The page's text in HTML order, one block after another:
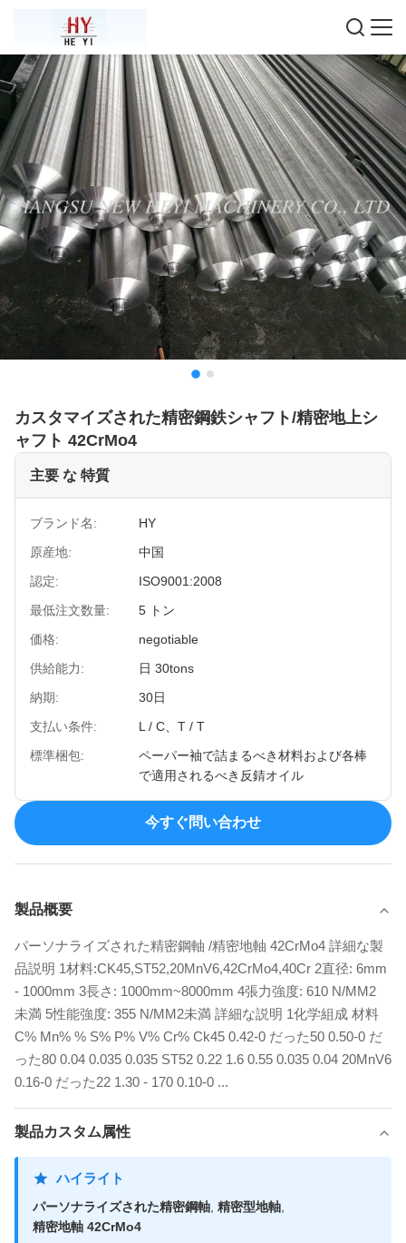
カスタマイズされた精密鋼鉄シャフト/精密地上シ
ャフト 42CrMo4
主要 な 特質
ブランド名:
HY
原産地:
中国
認定:
ISO9001:2008
最低注文数量:
5 トン
価格:
negotiable
供給能力:
日 30tons
納期:
30日
支払い条件:
L / C、T / T
標準梱包:
ペーパー袖で詰まるべき材料および各棒
で適用されるべき反錆オイル
今すぐ問い合わせ
製品概要
パーソナライズされた精密鋼軸 /精密地軸 42CrMo4 詳細な製
品説明 1材料:CK45,ST52,20MnV6,42CrMo4,40Cr 2直径: 6mm
- 1000mm 3長さ: 1000mm~8000mm 4張力強度: 610 N/MM2
未満 5性能強度: 355 N/MM2未満 詳細な説明 1化学組成 材料
C% Mn% % S% P% V% Cr% Ck45 0.42-0 だった50 0.50-0 だ
った80 0.04 0.035 0.035 ST52 0.22 1.6 0.55 0.035 0.04 20MnV6
0.16-0 だった22 1.30 - 170 0.10-0 ...
製品カスタム属性
ハイライト
パーソナライズされた精密鋼軸, 精密型地軸,
精密地軸 42CrMo4